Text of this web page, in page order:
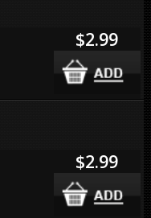
$2.99
$2.99